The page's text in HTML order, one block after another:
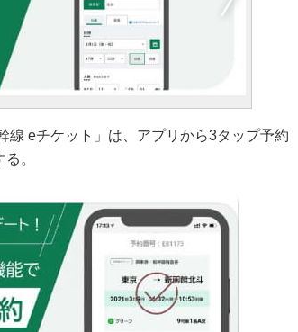
線 eチケット」は、アプリから3タップ予約
。